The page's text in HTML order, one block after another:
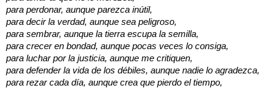
para perdonar, aunque parezca inútil,
para decir la verdad, aunque sea peligroso,
para sembrar, aunque la tierra escupa la semilla,
para crecer en bondad, aunque pocas veces lo consiga,
para luchar por la justicia, aunque me critiquen,
para defender la vida de los débiles, aunque nadie lo agradezca,
para rezar cada día, aunque crea que pierdo el tiempo,